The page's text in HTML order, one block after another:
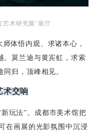
术研究展”展厅
体悟内观、求诸本心，
。莫兰迪与黄宾虹，求索
归，顶峰相见。
术交响
玩法”。成都市美术馆把
在画展的光影氛围中沉浸